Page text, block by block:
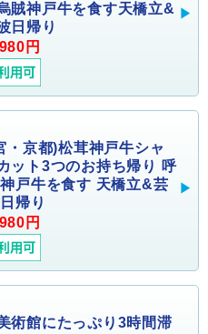
賊神戸牛を食す天橋立&
日帰り
円
・京都)松茸神戸牛シャ
ット3つのお持ち帰り 呼
戸牛を食す 天橋立&芸
帰り
円
術館にたっぷり3時間滞